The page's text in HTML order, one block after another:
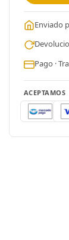
Enviado
Pago ·
ACEPTAMOS